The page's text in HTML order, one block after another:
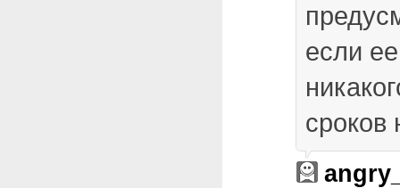
если
сроков